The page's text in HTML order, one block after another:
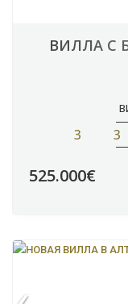
ВИЛЛА С
3 3
525.000€